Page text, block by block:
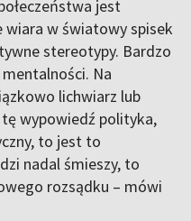
jest
wiara w światowy spisek
stereotypy. Bardzo
Na
lichwiarz lub
wypowiedź polityka,
to jest to
nadal śmieszy, to
rozsądku – mówi